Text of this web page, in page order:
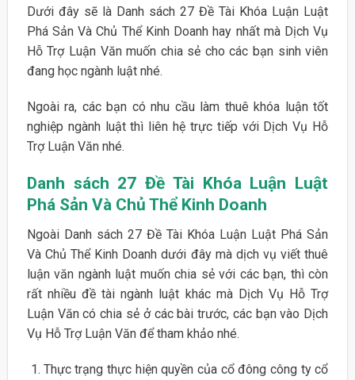
Dưới đây sẽ là Danh sách 27 Đề Tài Khóa Luận Luật
Phá Sản Và Chủ Thể Kinh Doanh hay nhất mà Dịch Vụ
Hỗ Trợ Luận Văn muốn chia sẻ cho các bạn sinh viên
đang học ngành luật nhé.
Ngoài ra, các bạn có nhu cầu làm thuê khóa luận tốt
nghiệp ngành luật thì liên hệ trực tiếp với Dịch Vụ Hỗ
Trợ Luận Văn nhé.
Danh sách 27 Đề Tài Khóa Luận Luật
Phá Sản Và Chủ Thể Kinh Doanh
Ngoài Danh sách 27 Đề Tài Khóa Luận Luật Phá Sản
Và Chủ Thể Kinh Doanh dưới đây mà dịch vụ viết thuê
luận văn ngành luật muốn chia sẻ với các bạn, thì còn
rất nhiều đề tài ngành luật khác mà Dịch Vụ Hỗ Trợ
Luận Văn có chia sẻ ở các bài trước, các bạn vào Dịch
Vụ Hỗ Trợ Luận Văn để tham khảo nhé.
Thực trạng thực hiện quyền của cổ đông công ty cổ